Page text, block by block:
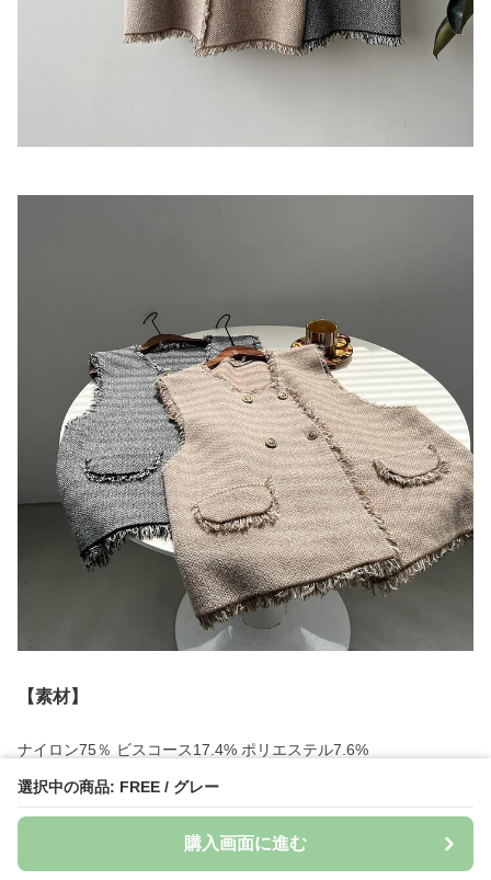
選択中の商品: FREE / グレー
購入画面に進む
【素材】
ナイロン75％ ビスコース17.4% ポリエステル7.6%
【商品詳細】
裏地：なし